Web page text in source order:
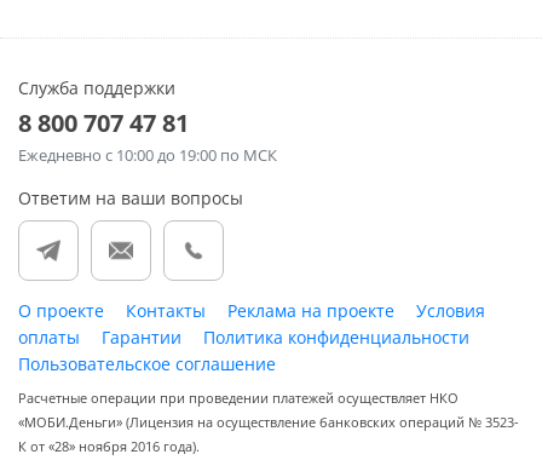
Служба поддержки
8 800 707 47 81
Ежедневно с 10:00 до 19:00 по МСК
Ответим на ваши вопросы
О проекте Контакты Реклама на проекте
Условия
оплаты
Гарантии
Политика конфиденциальности
Пользовательское соглашение
Расчетные операции при проведении платежей осуществляет НКО
«МОБИ.Деньги» (Лицензия на осуществление банковских операций № 3523-
К от «28» ноября 2016 года).